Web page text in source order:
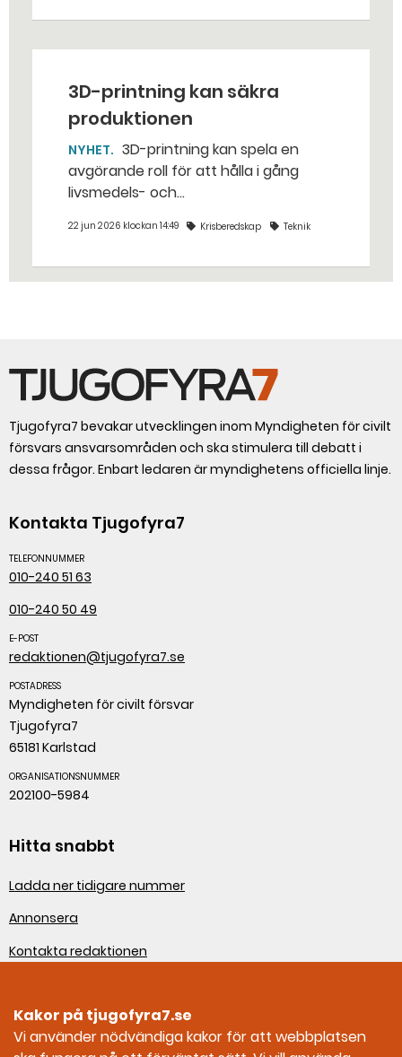
3D-printning kan säkra
produktionen
NYHET
avgörande roll för att hålla i gång
livsmedels- och
krig. – Det går att vinna mycket tid
säger Susanne Norén, enhetschef vid
22 jun 2026 klockan 14:49 Krisberedskap Teknik
Tjugofyra7 bevakar utvecklingen inom Myndigheten för civilt
försvars ansvarsområden och ska stimulera till debatt i
dessa frågor. Enbart ledaren är myndighetens officiella linje.
Kontakta Tjugofyra7
TELEFONNUMMER
010-240 51 63
010-240 50 49
E-POST
redaktionen@tjugofyra7.se
POSTADRESS
Myndigheten för civilt försvar
Tjugofyra7
65181 Karlstad
ORGANISATIONSNUMMER
202100-5984
Hitta snabbt
Ladda ner tidigare nummer
Annonsera
Kontakta redaktionen
Sociala medier
Kakor på tjugofyra7.se
Vi använder nödvändiga kakor för att webbplatsen